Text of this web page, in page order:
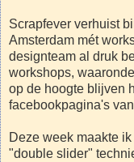
Scrapfever verhuist
Amsterdam mét
designteam al druk
workshops,
op de hoogte blijven
facebookpagina's
Deze week maakte
"double slider"